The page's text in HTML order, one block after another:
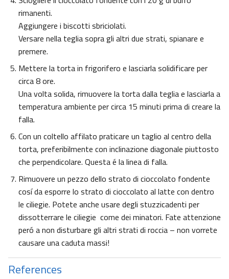
rimanenti.
Aggiungere i biscotti sbriciolati.
Versare nella teglia sopra gli altri due strati, spianare e
premere.
Mettere la torta in frigorifero e lasciarla solidificare per
circa 8 ore.
Una volta solida, rimuovere la torta dalla teglia e lasciarla a
temperatura ambiente per circa 15 minuti prima di creare la
falla.
Con un coltello affilato praticare un taglio al centro della
torta, preferibilmente con inclinazione diagonale piuttosto
che perpendicolare. Questa é la linea di falla.
Rimuovere un pezzo dello strato di cioccolato fondente
cosí da esporre lo strato di cioccolato al latte con dentro
le ciliegie. Potete anche usare degli stuzzicadenti per
dissotterrare le ciliegie come dei minatori. Fate attenzione
peró a non disturbare gli altri strati di roccia – non vorrete
causare una caduta massi!
References